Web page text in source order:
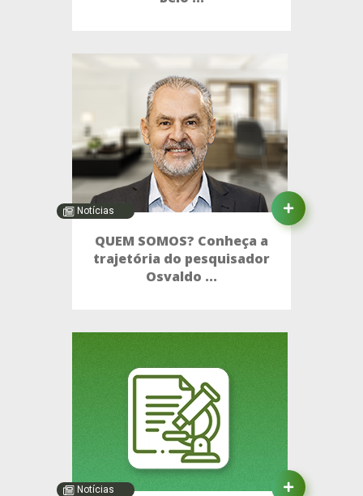
Notícias
QUEM SOMOS? Conheça a
trajetória do pesquisador
Osvaldo ...
Notícias